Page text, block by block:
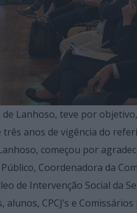
de Lanhoso, teve por
anos de vigência do
começou por
Coordenadora da
de Intervenção Social da
CPCJ’s e